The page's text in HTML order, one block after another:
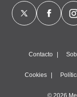
Contacto
Cookies
© 2026